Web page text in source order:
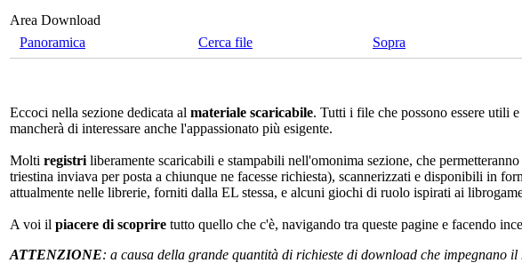
Area Download
Panoramica
Cerca file Sopra
Eccoci nella sezione dedicata al materiale scaricabile. Tutti i file che possono essere utili
mancherà di interessare anche l'appassionato più esigente.
Molti registri liberamente scaricabili e stampabili nell'omonima sezione, che
triestina inviava per posta a chiunque ne facesse richiesta), scannerizzati e disponibili in
attualmente nelle librerie, forniti dalla EL stessa, e alcuni giochi di ruolo ispirati ai
A voi il piacere di scoprire tutto quello che c'è, navigando tra queste pagine e facendo
ATTENZIONE: a causa della grande quantità di richieste di download che impegnano